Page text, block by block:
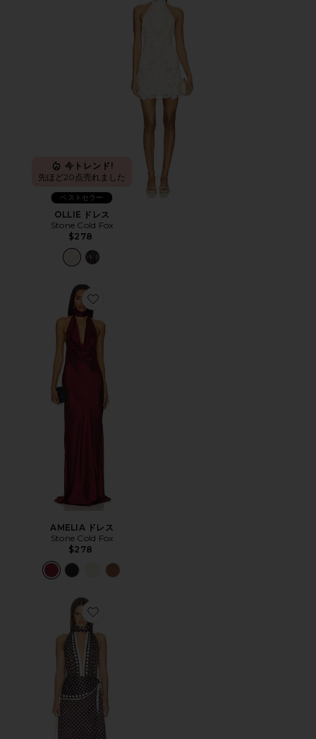
今トレンド!
先ほど20点売れました
ベストセラー
OLLIE ドレス
Stone Cold Fox
$278
Favorite AMELIA ドレス
AMELIA ドレス
Stone Cold Fox
$278
Favorite PORSHA ドレス